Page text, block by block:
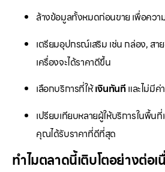
ล้างข้อมูลทั้งหมดก่อนขาย เพื่อคว
เตรียมอุปกรณ์เสริม เช่น กล่อง, สา
เครื่องจะได้ราคาดีขึ้น
เลือกบริการที่ให้เงินทันทีและไม่มีค่
เปรียบเทียบหลายผู้ให้บริการในพื้น
คุณได้รับราคาที่ดีที่สุด
ทำไมตลาดนี้เติบโตอย่างต่อเ